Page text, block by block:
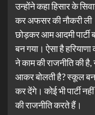
उन्होंने कहा हिसार के
कर अफसर की नौकरी
छोड़कर आम आदमी पार्टी
बन गया। ऐसा है
ने काम की राजनीति की है,
आकर बोलती है? स्कूल
कर देंगे। कोई भी पार्टी
की राजनीति करते हैं।